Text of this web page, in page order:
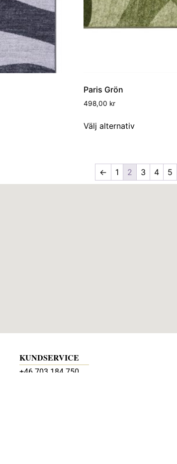
Paris Grön
498,00 kr
Välj alternativ
← 1 2 3 4 5
KUNDSERVICE
+46 703 184 750